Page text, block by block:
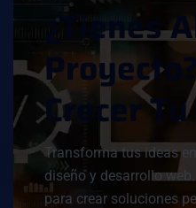
¿ ENESA
PROYECT O
CR E C ERT U
Transforma tus ideas
diseño y desarrollo
para crear soluciones